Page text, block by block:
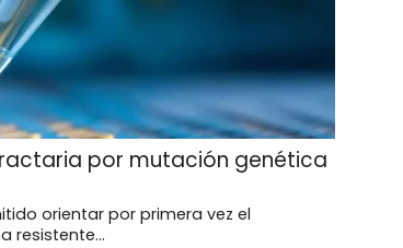
por mutación genética
orientar por primera vez el
resistente...